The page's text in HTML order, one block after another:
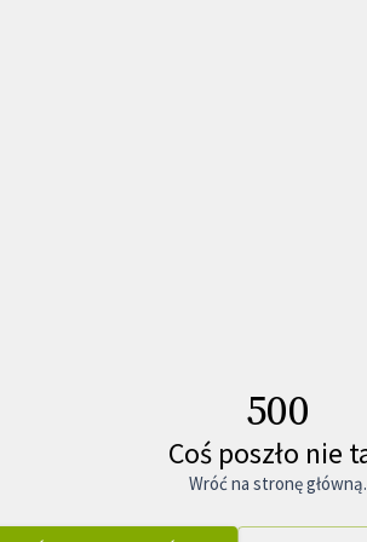
500
Coś poszło nie
Wróć na stronę główną.